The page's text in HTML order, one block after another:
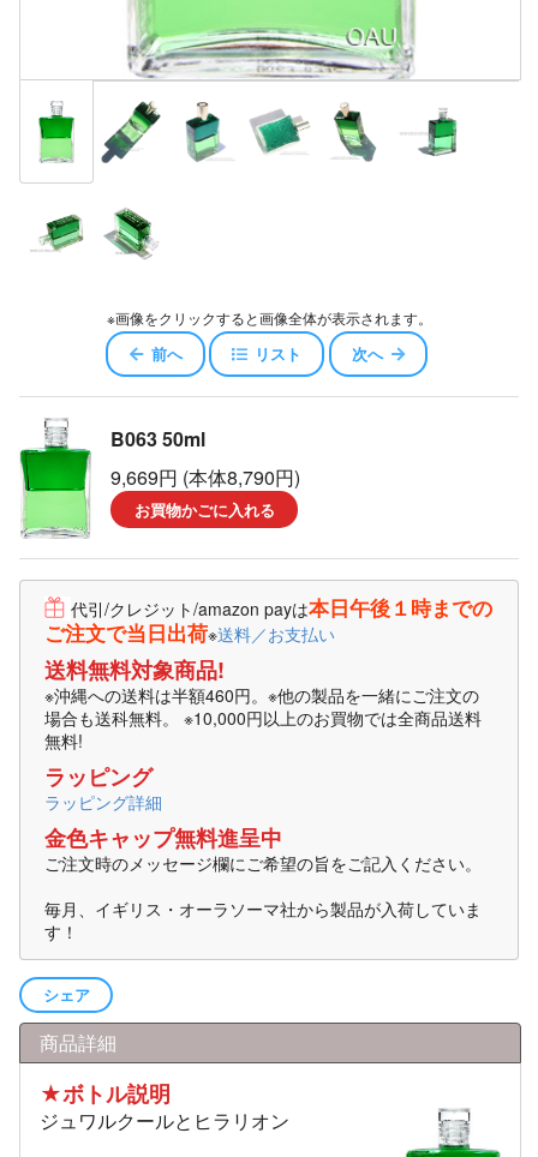
※画像をクリックすると画像全体が表示されます。
前へ リスト 次へ
B063 50ml
9,669円 (本体8,790円)
お買物かごに入れる
代引/クレジット/amazon payは本日午後１時までの
ご注文で当日出荷※送料／お支払い
送料無料対象商品!
※沖縄への送料は半額460円。※他の製品を一緒にご注文の
場合も送科無料。 ※10,000円以上のお買物では全商品送料
無料!
ラッピング
ラッピング詳細
金色キャップ無料進呈中
ご注文時のメッセージ欄にご希望の旨をご記入ください。
毎月、イギリス・オーラソーマ社から製品が入荷していま
す！
シェア
商品詳細
★ボトル説明
ジュワルクールとヒラリオン